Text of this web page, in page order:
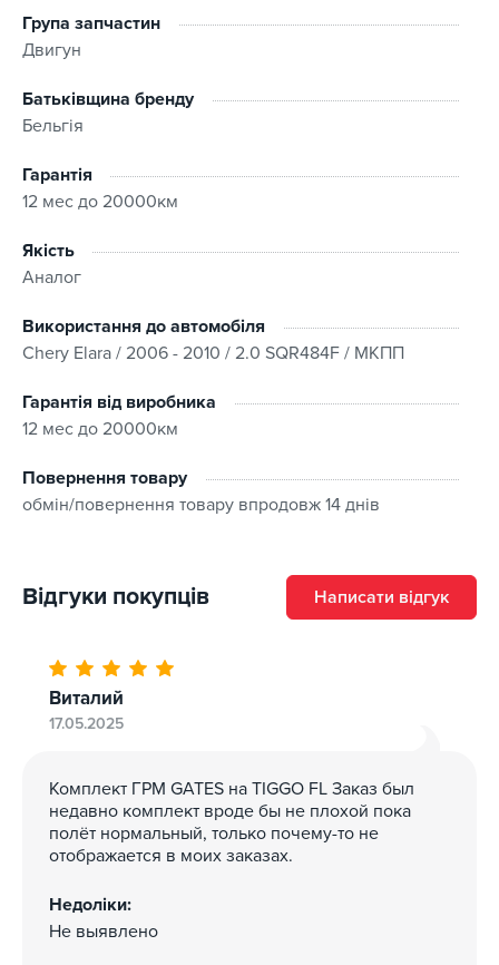
Група запчастин
Двигун
Батьківщина бренду
Бельгія
Гарантія
12 мес до 20000км
Якість
Аналог
Використання до автомобіля
Chery Elara / 2006 - 2010 / 2.0 SQR484F / МКПП
Гарантія від виробника
12 мес до 20000км
Повернення товару
обмін/повернення товару впродовж 14 днів
Відгуки покупців Написати відгук
Виталий
17.05.2025
Комплект ГРМ GATES на TIGGO FL Заказ был
недавно комплект вроде бы не плохой пока
полёт нормальный, только почему-то не
отображается в моих заказах.
Недоліки:
Не выявлено